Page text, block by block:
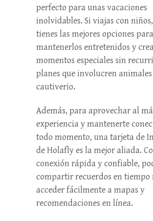
perfecto para unas vacaciones
inolvidables. Si viajas con
tienes las mejores opciones para
mantenerlos entretenidos y
momentos especiales sin
planes que involucren
cautiverio.
Además, para aprovechar al
experiencia y mantenerte
todo momento, una tarjeta de
de Holafly es la mejor aliada.
conexión rápida y confiable,
compartir recuerdos en tiempo
acceder fácilmente a mapas y
recomendaciones en línea.